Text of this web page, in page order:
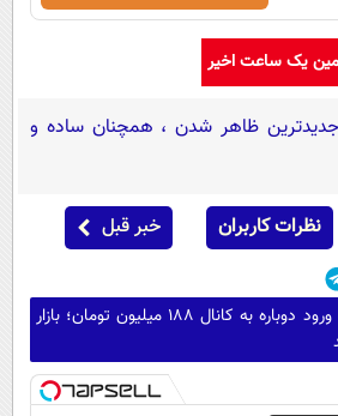
یک ساعت اخیر
جدیدترین ظاهر شدن ، همچنان ساده و
نظرات کاربران خبر قبل
سکه در آستانه ورود دوباره به کانال ۱۸۸ میلیون تومان؛ بازار